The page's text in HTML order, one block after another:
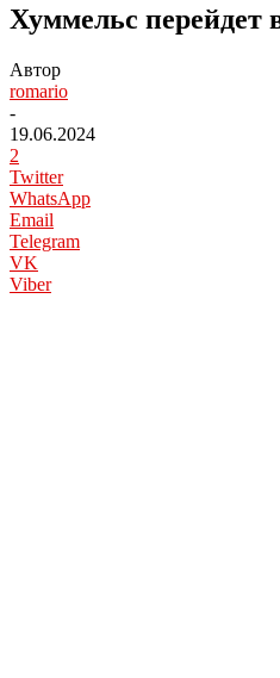
Хуммельс перейдет
Автор
romario
-
19.06.2024
2
Twitter
WhatsApp
Email
Telegram
VK
Viber